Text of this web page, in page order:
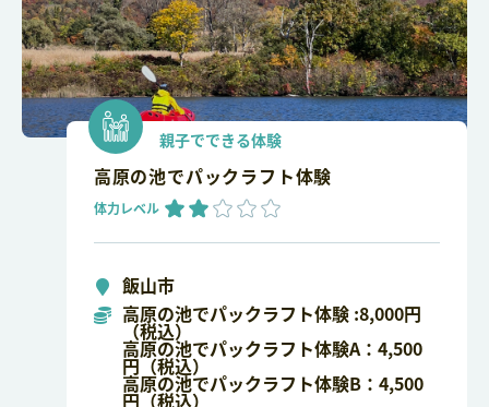
親子でできる体験
高原の池でパックラフト体験
体力レベル
飯山市
高原の池でパックラフト体験 :8,000円
（税込）
高原の池でパックラフト体験A：4,500
円（税込）
高原の池でパックラフト体験B：4,500
円（税込）